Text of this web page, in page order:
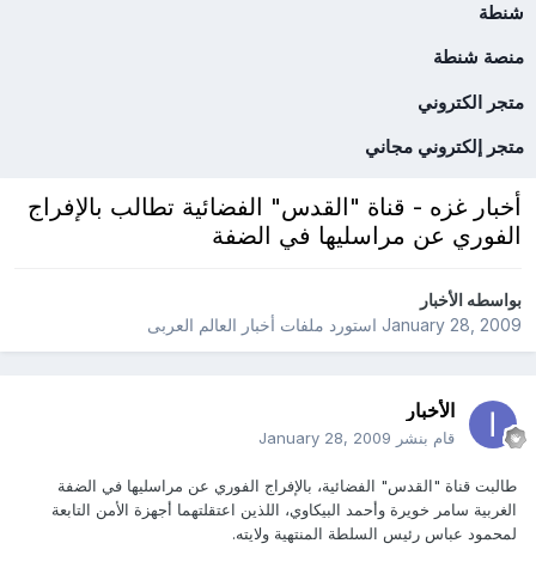
شنطة
منصة شنطة
متجر الكتروني
متجر إلكتروني مجاني
أخبار غزه - قناة "القدس" الفضائية تطالب بالإفراج
الفوري عن مراسليها في الضفة
بواسطهالأخبار
January 28, 2009استورد ملفات أخبار العالم العربى
الأخبار
قام بنشر January 28, 2009
طالبت قناة "القدس" الفضائية، بالإفراج الفوري عن مراسليها في الضفة
الغربية سامر خويرة وأحمد البيكاوي، اللذين اعتقلتهما أجهزة الأمن التابعة
لمحمود عباس رئيس السلطة المنتهية ولايته.